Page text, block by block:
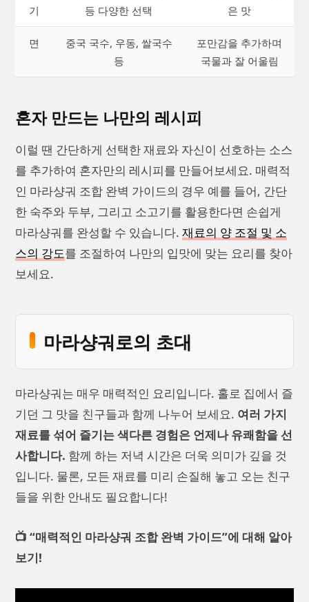
기
등 다양한 선택
은 맛
면
중국 국수, 우동, 쌀국수
등
포만감을 추가하며
국물과 잘 어울림
혼자 만드는 나만의 레시피
이럴 땐 간단하게 선택한 재료와 자신이 선호하는 소스
를 추가하여 혼자만의 레시피를 만들어보세요. 매력적
인 마라샹궈 조합 완벽 가이드의 경우 예를 들어, 간단
한 숙주와 두부, 그리고 소고기를 활용한다면 손쉽게
마라샹궈를 완성할 수 있습니다. 재료의 양 조절 및 소
스의 강도를 조절하여 나만의 입맛에 맞는 요리를 찾아
보세요.
마라샹궈로의 초대
마라샹궈는 매우 매력적인 요리입니다. 홀로 집에서 즐
기던 그 맛을 친구들과 함께 나누어 보세요. 여러 가지
재료를 섞어 즐기는 색다른 경험은 언제나 유쾌함을 선
사합니다. 함께 하는 저녁 시간은 더욱 의미가 깊을 것
입니다. 물론, 모든 재료를 미리 손질해 놓고 오는 친구
들을 위한 안내도 필요합니다!
📺 “매력적인 마라샹궈 조합 완벽 가이드”에 대해 알아
보기!